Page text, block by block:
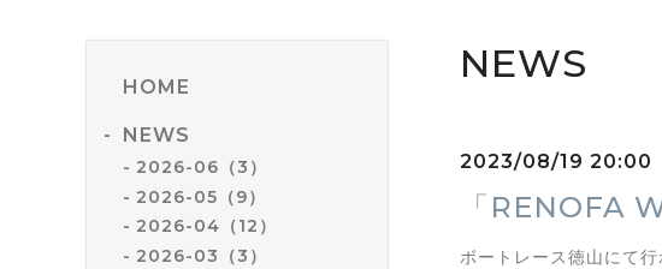
HOME
NEWS
2026-06（3）
2026-05（9）
2026-04（12）
2026-03（3）
NEWS
2023/08/19 20:00
「RENOFA
ボートレース徳山にて